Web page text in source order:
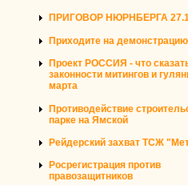
ПРИГОВОР НЮРНБЕРГА
Приходите на
Проект РОССИЯ - что
законности митингов и
марта
Противодействие
парке на Ямской
Рейдерский захват ТСЖ
Росрегистрация против
правозащитников